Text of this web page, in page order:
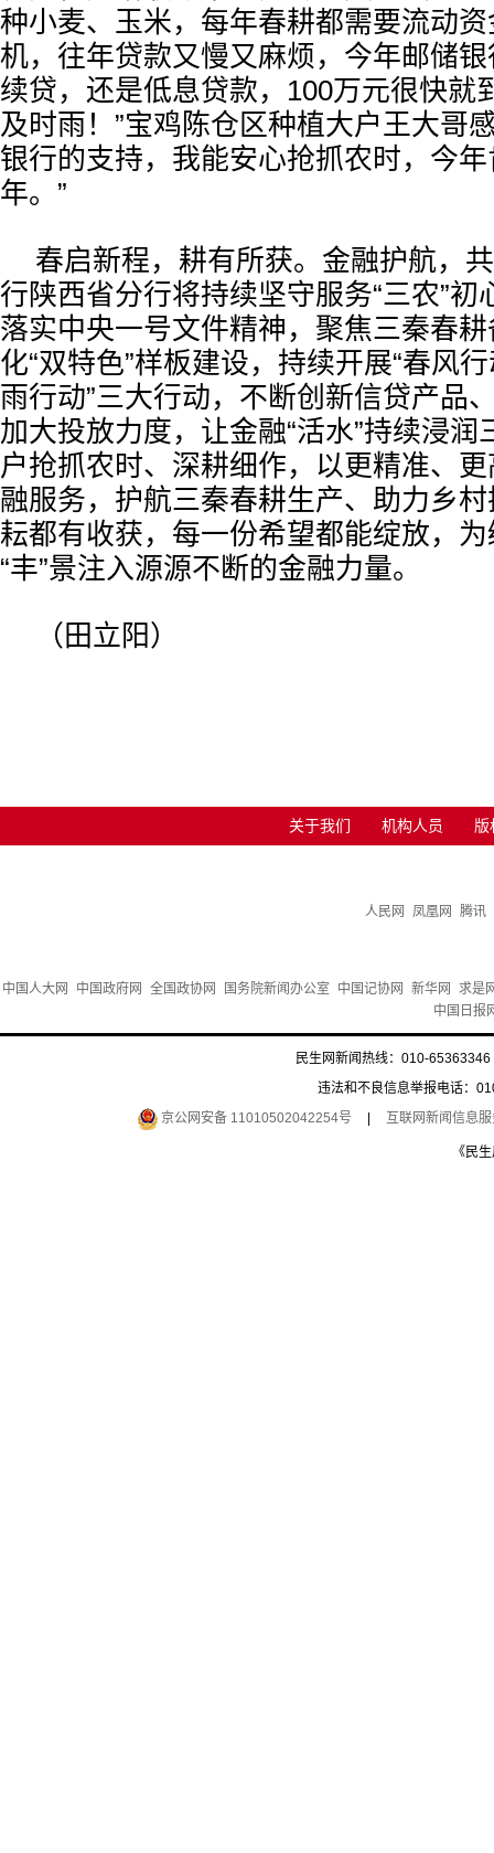
种小麦、玉米，每年春耕都需要流动
机，往年贷款又慢又麻烦，今年邮储
续贷，还是低息贷款，100万元很快就
及时雨！”宝鸡陈仓区种植大户王大哥
银行的支持，我能安心抢抓农时，今
年。”
春启新程，耕有所获。金融护航，
行陕西省分行将持续坚守服务“三农”初
落实中央一号文件精神，聚焦三秦春
化“双特色”样板建设，持续开展“春风行
雨行动”三大行动，不断创新信贷产品
加大投放力度，让金融“活水”持续浸润
户抢抓农时、深耕细作，以更精准、
融服务，护航三秦春耕生产、助力乡
耘都有收获，每一份希望都能绽放，
“丰”景注入源源不断的金融力量。
（田立阳）
关于我们 机构人员 版
人民网 凤凰网 腾讯
中国人大网 中国政府网 全国政协网 国务院新闻办公室 中国记协网 新华网
求是
中国日报
民生网新闻热线：010-
违法和不良信息举报电话：
京公网安备 11010502042254号
互联网新闻信息
《民